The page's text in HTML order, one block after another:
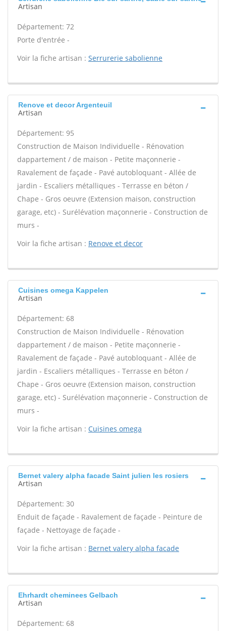
Artisan
Département: 72
Porte d'entrée -
Voir la fiche artisan : Serrurerie sabolienne
Renove et decor Argenteuil
Artisan
Département: 95
Construction de Maison Individuelle - Rénovation
dappartement / de maison - Petite maçonnerie -
Ravalement de façade - Pavé autobloquant - Allée de
jardin - Escaliers métalliques - Terrasse en béton /
Chape - Gros oeuvre (Extension maison, construction
garage, etc) - Surélévation maçonnerie - Construction de
murs -
Voir la fiche artisan : Renove et decor
Cuisines omega Kappelen
Artisan
Département: 68
Construction de Maison Individuelle - Rénovation
dappartement / de maison - Petite maçonnerie -
Ravalement de façade - Pavé autobloquant - Allée de
jardin - Escaliers métalliques - Terrasse en béton /
Chape - Gros oeuvre (Extension maison, construction
garage, etc) - Surélévation maçonnerie - Construction de
murs -
Voir la fiche artisan : Cuisines omega
Bernet valery alpha facade Saint julien les rosiers
Artisan
Département: 30
Enduit de façade - Ravalement de façade - Peinture de
façade - Nettoyage de façade -
Voir la fiche artisan : Bernet valery alpha facade
Ehrhardt cheminees Gelbach
Artisan
Département: 68